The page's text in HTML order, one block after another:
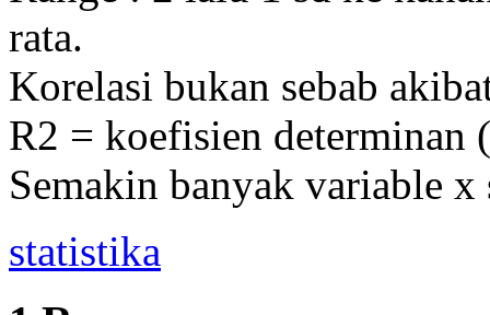
rata.
Korelasi bukan sebab
R2 = koefisien
Semakin banyak variable x
statistika